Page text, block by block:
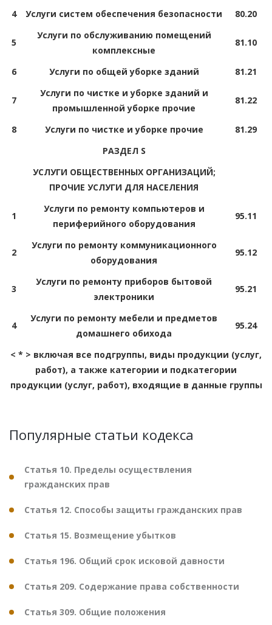
4 Услуги систем обеспечения безопасности 80.20
5
Услуги по обслуживанию помещений
комплексные
81.10
6 Услуги по общей уборке зданий 81.21
7
Услуги по чистке и уборке зданий и
промышленной уборке прочие
81.22
8 Услуги по чистке и уборке прочие
81.29
РАЗДЕЛ S
УСЛУГИ ОБЩЕСТВЕННЫХ ОРГАНИЗАЦИЙ;
ПРОЧИЕ УСЛУГИ ДЛЯ НАСЕЛЕНИЯ
1
Услуги по ремонту компьютеров и
периферийного оборудования
95.11
2
Услуги по ремонту коммуникационного
оборудования
95.12
3
Услуги по ремонту приборов бытовой
электроники
95.21
4
Услуги по ремонту мебели и предметов
домашнего обихода
95.24
< * > включая все подгруппы, виды продукции (услуг,
работ), а также категории и подкатегории
продукции (услуг, работ), входящие в данные группы
Популярные статьи кодекса
Статья 10. Пределы осуществления
гражданских прав
Статья 12. Способы защиты гражданских прав
Статья 15. Возмещение убытков
Статья 196. Общий срок исковой давности
Статья 209. Содержание права собственности
Статья 309. Общие положения